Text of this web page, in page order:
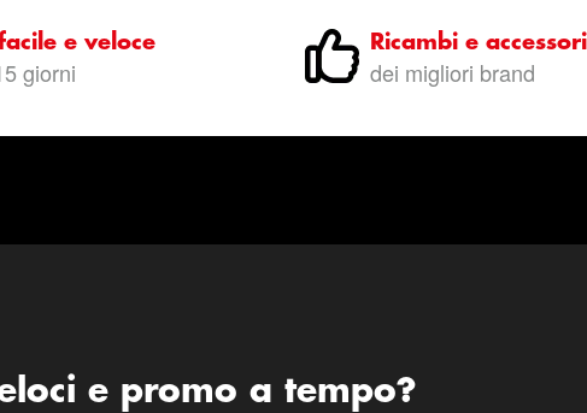
e veloce
giorni
Ricambi e accessori
dei migliori brand
e promo a tempo?